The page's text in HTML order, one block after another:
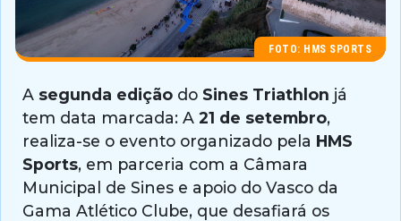
FOTO: HMS SPORTS
A segunda edição do Sines Triathlon já
tem data marcada: A 21 de setembro,
realiza-se o evento organizado pela HMS
Sports, em parceria com a Câmara
Municipal de Sines e apoio do Vasco da
Gama Atlético Clube, que desafiará os